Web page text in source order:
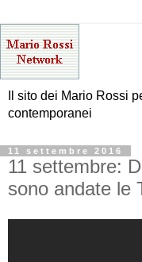
Il sito dei Mario Rossi
contemporanei
11 settembre 2016
11 settembre:
sono andate le